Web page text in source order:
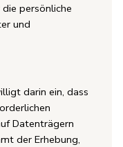
persönliche
und
darin ein, dass
Datenträgern
der Erhebung,